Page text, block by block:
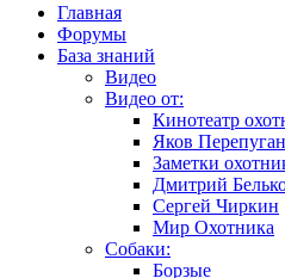
Главная
Форумы
База знаний
Видео
Видео от:
Кинотеатр
Яков
Заметки
Дмитрий
Сергей Чиркин
Мир Охотника
Собаки:
Борзые